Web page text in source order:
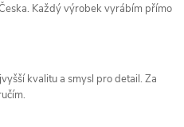
Každý výrobek vyrábím přímo
kvalitu a smysl pro detail. Za